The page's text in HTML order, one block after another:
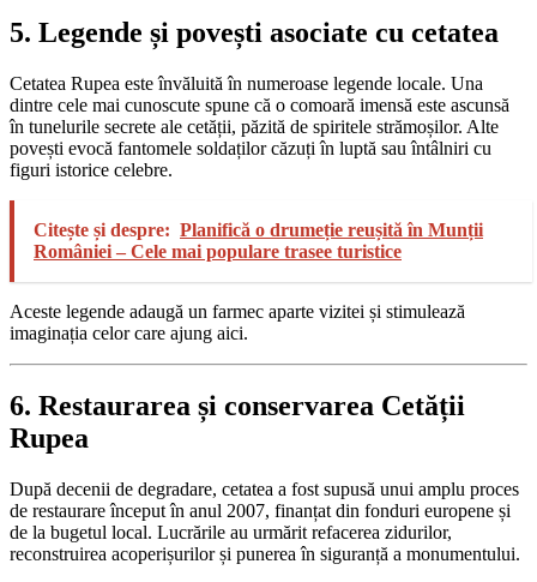
5. Legende și povești asociate cu cetatea
Cetatea Rupea este învăluită în numeroase legende locale. Una
dintre cele mai cunoscute spune că o comoară imensă este ascunsă
în tunelurile secrete ale cetății, păzită de spiritele strămoșilor. Alte
povești evocă fantomele soldaților căzuți în luptă sau întâlniri cu
figuri istorice celebre.
Citește și despre: Planifică o drumeție reușită în Munții
României – Cele mai populare trasee turistice
Aceste legende adaugă un farmec aparte vizitei și stimulează
imaginația celor care ajung aici.
6. Restaurarea și conservarea Cetății
Rupea
După decenii de degradare, cetatea a fost supusă unui amplu proces
de restaurare început în anul 2007, finanțat din fonduri europene și
de la bugetul local. Lucrările au urmărit refacerea zidurilor,
reconstruirea acoperișurilor și punerea în siguranță a monumentului.